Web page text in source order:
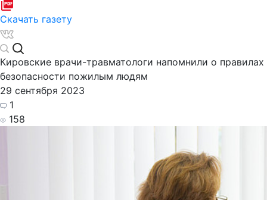
Скачать газету
Кировские врачи-травматологи напомнили о правилах
безопасности пожилым людям
29 сентября 2023
1
158